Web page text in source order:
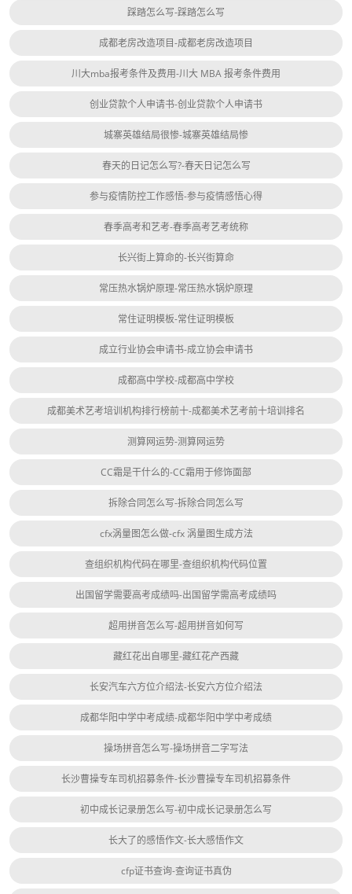
踩踏怎么写-踩踏怎么写
成都老房改造项目-成都老房改造项目
川大mba报考条件及费用-川大 MBA 报考条件费用
创业贷款个人申请书-创业贷款个人申请书
城寨英雄结局很惨-城寨英雄结局惨
春天的日记怎么写?-春天日记怎么写
参与疫情防控工作感悟-参与疫情感悟心得
春季高考和艺考-春季高考艺考统称
长兴街上算命的-长兴街算命
常压热水锅炉原理-常压热水锅炉原理
常住证明模板-常住证明模板
成立行业协会申请书-成立协会申请书
成都高中学校-成都高中学校
成都美术艺考培训机构排行榜前十-成都美术艺考前十培训排名
测算网运势-测算网运势
CC霜是干什么的-CC霜用于修饰面部
拆除合同怎么写-拆除合同怎么写
cfx涡量图怎么做-cfx 涡量图生成方法
查组织机构代码在哪里-查组织机构代码位置
出国留学需要高考成绩吗-出国留学需高考成绩吗
超用拼音怎么写-超用拼音如何写
藏红花出自哪里-藏红花产西藏
长安汽车六方位介绍法-长安六方位介绍法
成都华阳中学中考成绩-成都华阳中学中考成绩
操场拼音怎么写-操场拼音二字写法
长沙曹操专车司机招募条件-长沙曹操专车司机招募条件
初中成长记录册怎么写-初中成长记录册怎么写
长大了的感悟作文-长大感悟作文
cfp证书查询-查询证书真伪